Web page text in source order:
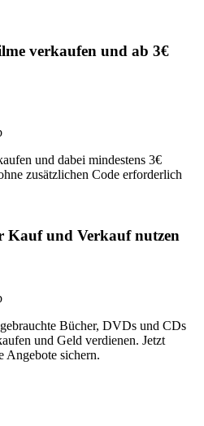
verkaufen und ab 3€
und dabei mindestens 3€
zusätzlichen Code erforderlich
Kauf und Verkauf nutzen
Bücher, DVDs und CDs
und Geld verdienen. Jetzt
Angebote sichern.